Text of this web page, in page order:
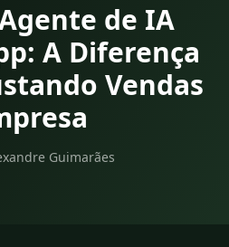
de IA
A Diferença
Vendas
Guimarães